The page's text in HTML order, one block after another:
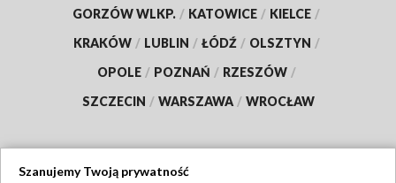
GORZÓW WLKP. / KATOWICE / KIELCE /
KRAKÓW / LUBLIN / ŁÓDŹ / OLSZTYN /
OPOLE / POZNAŃ / RZESZÓW /
SZCZECIN / WARSZAWA / WROCŁAW
Szanujemy Twoją prywatność